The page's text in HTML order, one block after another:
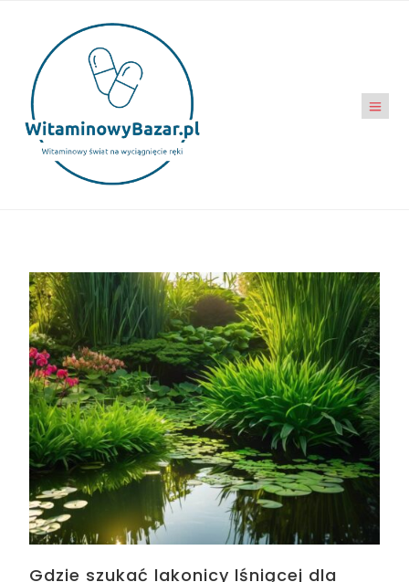
Gdzie szukać lakonicy lśniącej dla